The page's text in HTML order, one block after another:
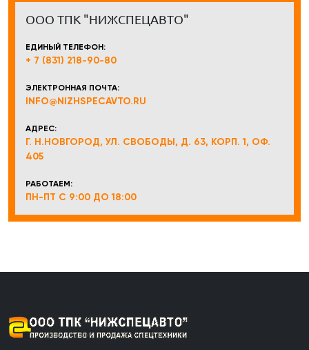
ООО ТПК "НИЖСПЕЦАВТО"
ЕДИНЫЙ ТЕЛЕФОН:
+ 7 (831) 218-90-80
ЭЛЕКТРОННАЯ ПОЧТА:
INFO@NIZHSPECAVTO.RU
АДРЕС:
Г. Н.НОВГОРОД, УЛ. СВОБОДЫ, Д. 63, КОРП. 1, ОФ.
405
РАБОТАЕМ:
ПН-ПТ С 9:00 ДО 18:00